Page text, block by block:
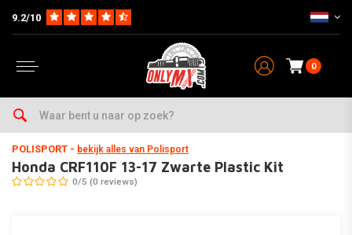
9.2/10
0
Home Parts op Merk & Type
POLISPORT - bekijk alles van Polisport
Honda CRF110F 13-17 Zwarte Plastic Kit
0/5 (0 reviews)